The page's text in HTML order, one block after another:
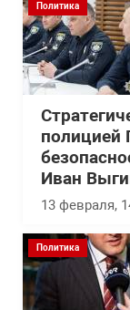
Политика
полицией
Иван
13 февраля,
Политика